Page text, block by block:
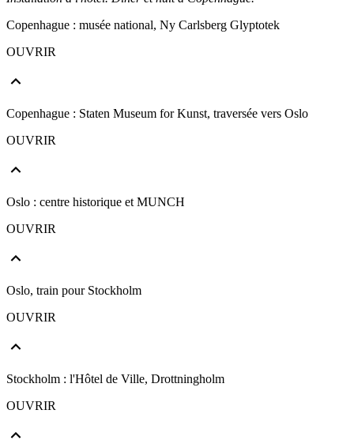
Copenhague : musée national, Ny Carlsberg Glyptotek
OUVRIR
Copenhague : Staten Museum for Kunst, traversée vers Oslo
OUVRIR
Oslo : centre historique et MUNCH
OUVRIR
Oslo, train pour Stockholm
OUVRIR
Stockholm : l'Hôtel de Ville, Drottningholm
OUVRIR